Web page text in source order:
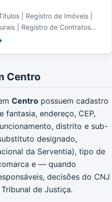
| Registro de Imóveis |
| Registro de Contratos
Documentos | Registro Civil
Centro
Centro possuem cadastro
fantasia, endereço, CEP,
distrito e sub-
designado,
da Serventia), tipo de
e — quando
decisões do CNJ
de Justiça.